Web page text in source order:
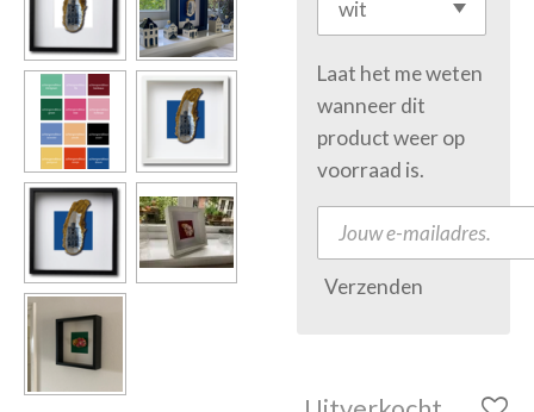
Laat het me weten
wanneer dit
product weer op
voorraad is.
Verzenden